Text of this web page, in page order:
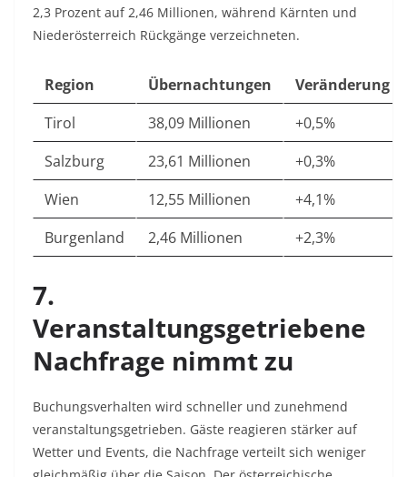
2,3 Prozent auf 2,46 Millionen, während Kärnten und
Niederösterreich Rückgänge verzeichneten.​
Region Übernachtungen
Veränderung
Tirol
38,09 Millionen
+0,5%
Salzburg
23,61 Millionen
+0,3%
Wien
12,55 Millionen
+4,1%
Burgenland
2,46 Millionen +2,3%
7.
Veranstaltungsgetriebene
Nachfrage nimmt zu
Buchungsverhalten wird schneller und zunehmend
veranstaltungsgetrieben. Gäste reagieren stärker auf
Wetter und Events, die Nachfrage verteilt sich weniger